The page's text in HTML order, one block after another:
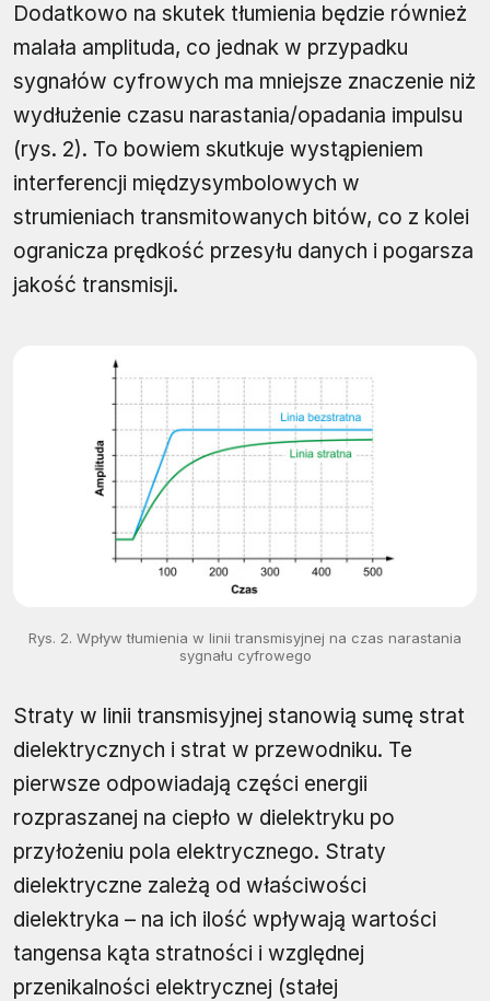
Dodatkowo na skutek tłumienia będzie również
malała amplituda, co jednak w przypadku
sygnałów cyfrowych ma mniejsze znaczenie niż
wydłużenie czasu narastania/opadania impulsu
(rys. 2). To bowiem skutkuje wystąpieniem
interferencji międzysymbolowych w
strumieniach transmitowanych bitów, co z kolei
ogranicza prędkość przesyłu danych i pogarsza
jakość transmisji.
Rys. 2. Wpływ tłumienia w linii transmisyjnej na czas narastania
sygnału cyfrowego
Straty w linii transmisyjnej stanowią sumę strat
dielektrycznych i strat w przewodniku. Te
pierwsze odpowiadają części energii
rozpraszanej na ciepło w dielektryku po
przyłożeniu pola elektrycznego. Straty
dielektryczne zależą od właściwości
dielektryka – na ich ilość wpływają wartości
tangensa kąta stratności i względnej
przenikalności elektrycznej (stałej